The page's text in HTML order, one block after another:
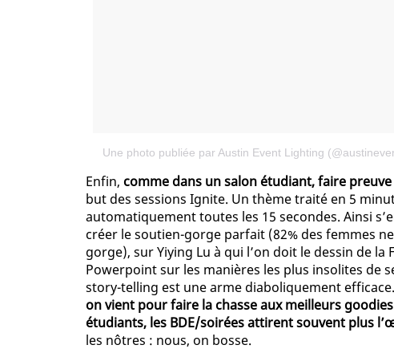
Une photo publiée par Austin Event Lighting
Enfin, comme dans un salon étudiant, faire
but des sessions Ignite. Un thème traité en 5
automatiquement toutes les 15 secondes. Ainsi
créer le soutien-gorge parfait (82% des femmes
gorge), sur Yiying Lu à qui l’on doit le dessin de
Powerpoint sur les manières les plus insolites de
story-telling est une arme diaboliquement efficace.
on vient pour faire la chasse aux meilleurs
étudiants, les BDE/soirées attirent souvent plus
les nôtres : nous, on bosse.